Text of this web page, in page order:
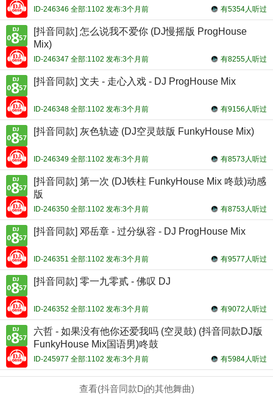
有5354人听过
ID-246346 全部:1102 发布:3个月前
[抖音同款] 怎么说我不爱你 (DJ慢摇版 ProgHouse
Mix)
有8255人听过
ID-246347 全部:1102 发布:3个月前
[抖音同款] 文夫 - 走心入戏 - DJ ProgHouse Mix
有9156人听过
ID-246348 全部:1102 发布:3个月前
[抖音同款] 灰色轨迹 (DJ空灵鼓版 FunkyHouse Mix)
有8573人听过
ID-246349 全部:1102 发布:3个月前
[抖音同款] 第一次 (DJ铁柱 FunkyHouse Mix 咚鼓)动感
版
有8753人听过
ID-246350 全部:1102 发布:3个月前
[抖音同款] 邓岳章 - 过分纵容 - DJ ProgHouse Mix
有9577人听过
ID-246351 全部:1102 发布:3个月前
[抖音同款] 零一九零贰 - 佛叹 DJ
有9072人听过
ID-246352 全部:1102 发布:3个月前
六哲 - 如果没有他你还爱我吗 (空灵鼓) (抖音同款DJ版
FunkyHouse Mix国语男)咚鼓
有5984人听过
ID-245977 全部:1102 发布:3个月前
查看(抖音同款Dj的其他舞曲)